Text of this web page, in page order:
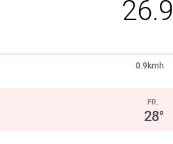
26.9
0.9kmh
FR.
28°